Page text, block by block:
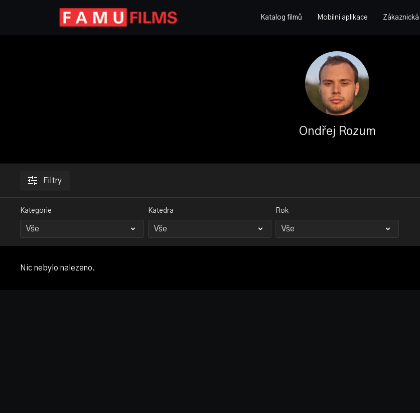
Katalog filmů Mobilní aplikace
Ondřej Rozum
Filtry
Kategorie Katedra Rok
Nic nebylo nalezeno.